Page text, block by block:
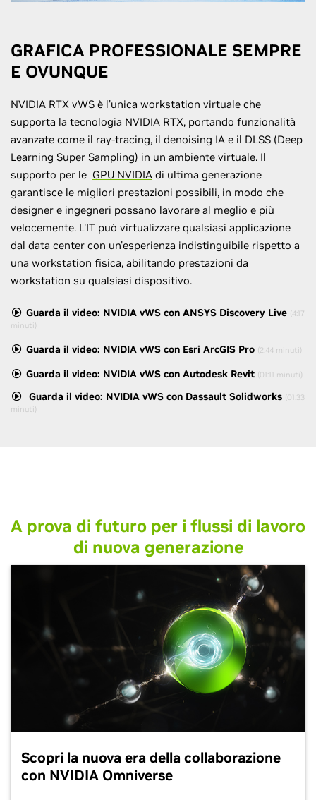
GRAFICA PROFESSIONALE SEMPRE
E OVUNQUE
NVIDIA RTX vWS è l'unica workstation virtuale che
supporta la tecnologia NVIDIA RTX, portando funzionalità
avanzate come il ray-tracing, il denoising IA e il DLSS (Deep
Learning Super Sampling) in un ambiente virtuale. Il
supporto per le GPU NVIDIA di ultima generazione
garantisce le migliori prestazioni possibili, in modo che
designer e ingegneri possano lavorare al meglio e più
velocemente. L'IT può virtualizzare qualsiasi applicazione
dal data center con un'esperienza indistinguibile rispetto a
una workstation fisica, abilitando prestazioni da
workstation su qualsiasi dispositivo.
Guarda il video: NVIDIA vWS con ANSYS Discovery Live (4:17
minuti)
Guarda il video: NVIDIA vWS con Esri ArcGIS Pro (2:44 minuti)
Guarda il video: NVIDIA vWS con Autodesk Revit (01:11 minuti)
Guarda il video: NVIDIA vWS con Dassault Solidworks (01:33
minuti)
A prova di futuro per i flussi di lavoro
di nuova generazione
Scopri la nuova era della collaborazione
con NVIDIA Omniverse